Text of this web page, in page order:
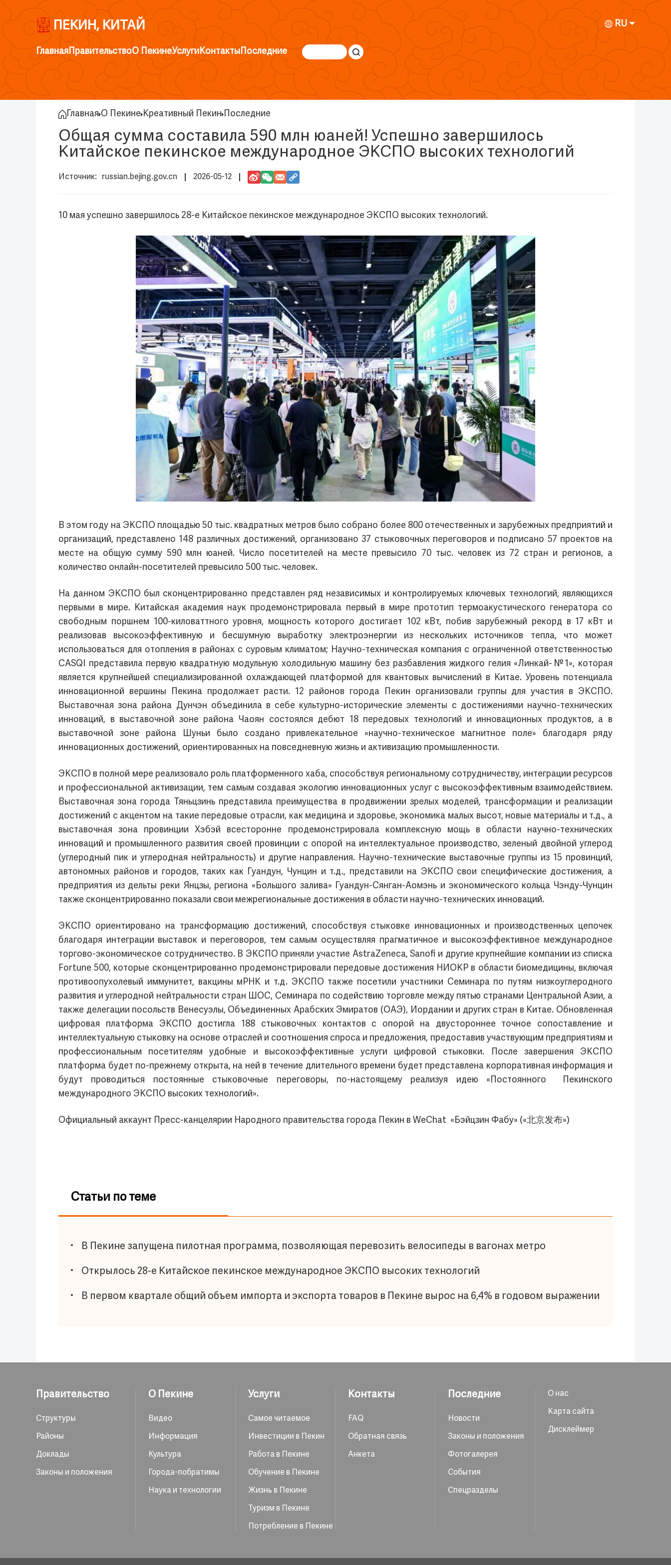
ПЕКИН, КИТАЙ RU
ГлавнаяПравительствоО ПекинеУслугиКонтактыПоследние
Главная О Пекине Креативный Пекин Последние
Общая сумма составила 590 млн юаней! Успешно завершилось
Китайское пекинское международное ЭКСПО высоких технологий
russian.bejing.gov.cn 2026-05-12
10 мая успешно завершилось 28-е Китайское пекинское международное ЭКСПО высоких технологий.
В этом году на ЭКСПО площадью 50 тыс. квадратных метров было собрано более 800 отечественных и зарубежных предприятий и
организаций, представлено 148 различных достижений, организовано 37 стыковочных переговоров и подписано 57 проектов на
месте на общую сумму 590 млн юаней. Число посетителей на месте превысило 70 тыс. человек из 72 стран и регионов, а
количество онлайн-посетителей превысило 500 тыс. человек.
На данном ЭКСПО был сконцентрированно представлен ряд независимых и контролируемых ключевых технологий, являющихся
первыми в мире. Китайская академия наук продемонстрировала первый в мире прототип термоакустического генератора со
свободным поршнем 100-киловаттного уровня, мощность которого достигает 102 кВт, побив зарубежный рекорд в 17 кВт и
реализовав высокоэффективную и бесшумную выработку электроэнергии из нескольких источников тепла, что может
использоваться для отопления в районах с суровым климатом; Научно-техническая компания с ограниченной ответственностью
CASQI представила первую квадратную модульную холодильную машину без разбавления жидкого гелия «Линкай-№1», которая
является крупнейшей специализированной охлаждающей платформой для квантовых вычислений в Китае. Уровень потенциала
инновационной вершины Пекина продолжает расти. 12 районов города Пекин организовали группы для участия в ЭКСПО.
Выставочная зона района Дунчэн объединила в себе культурно-исторические элементы с достижениями научно-технических
инноваций, в выставочной зоне района Чаоян состоялся дебют 18 передовых технологий и инновационных продуктов, а в
выставочной зоне района Шуньи было создано привлекательное «научно-техническое магнитное поле» благодаря ряду
инновационных достижений, ориентированных на повседневную жизнь и активизацию промышленности.
ЭКСПО в полной мере реализовало роль платформенного хаба, способствуя региональному сотрудничеству, интеграции ресурсов
и профессиональной активизации, тем самым создавая экологию инновационных услуг с высокоэффективным взаимодействием.
Выставочная зона города Тяньцзинь представила преимущества в продвижении зрелых моделей, трансформации и реализации
достижений с акцентом на такие передовые отрасли, как медицина и здоровье, экономика малых высот, новые материалы и т.д., а
выставочная зона провинции Хэбэй всесторонне продемонстрировала комплексную мощь в области научно-технических
инноваций и промышленного развития своей провинции с опорой на интеллектуальное производство, зеленый двойной углерод
(углеродный пик и углеродная нейтральность) и другие направления. Научно-технические выставочные группы из 15 провинций,
автономных районов и городов, таких как Гуандун, Чунцин и т.д., представили на ЭКСПО свои специфические достижения, а
предприятия из дельты реки Янцзы, региона «Большого залива» Гуандун-Сянган-Аомэнь и экономического кольца Чэнду-Чунцин
также сконцентрированно показали свои межрегиональные достижения в области научно-технических инноваций.
ЭКСПО ориентировано на трансформацию достижений, способствуя стыковке инновационных и производственных цепочек
благодаря интеграции выставок и переговоров, тем самым осуществляя прагматичное и высокоэффективное международное
торгово-экономическое сотрудничество. В ЭКСПО приняли участие AstraZeneca, Sanofi и другие крупнейшие компании из списка
Fortune 500, которые сконцентрированно продемонстрировали передовые достижения НИОКР в области биомедицины, включая
противоопухолевый иммунитет, вакцины мРНК и т.д. ЭКСПО также посетили участники Семинара по путям низкоуглеродного
развития и углеродной нейтральности стран ШОС, Семинара по содействию торговле между пятью странами Центральной Азии, а
также делегации посольств Венесуэлы, Объединенных Арабских Эмиратов (ОАЭ), Иордании и других стран в Китае. Обновленная
цифровая платформа ЭКСПО достигла 188 стыковочных контактов с опорой на двустороннее точное сопоставление и
интеллектуальную стыковку на основе отраслей и соотношения спроса и предложения, предоставив участвующим предприятиям и
профессиональным посетителям удобные и высокоэффективные услуги цифровой стыковки. После завершения ЭКСПО
платформа будет по-прежнему открыта, на ней в течение длительного времени будет представлена корпоративная информация и
будут проводиться постоянные стыковочные переговоры, по-настоящему реализуя идею «Постоянного Пекинского
международного ЭКСПО высоких технологий».
Официальный аккаунт Пресс-канцелярии Народного правительства города Пекин в WeChat «Бэйцзин Фабу» («北京发布»)
Статьи по теме
В Пекине запущена пилотная программа, позволяющая перевозить велосипеды в вагонах метро
Открылось 28-е Китайское пекинское международное ЭКСПО высоких технологий
В первом квартале общий объем импорта и экспорта товаров в Пекине вырос на 6,4% в годовом выражении
Правительство
Структуры
Районы
Доклады
Законы и положения
О Пекине
Видео
Информация
Культура
Города-побратимы
Наука и технологии
Услуги
Самое читаемое
Инвестиции в Пекин
Работа в Пекине
Обучение в Пекине
Жизнь в Пекине
Туризм в Пекине
Потребление в Пекине
Контакты
FAQ
Обратная связь
Анкета
Последние
Новости
Законы и положения
Фотогалерея
События
Спецразделы
О нас
Карта сайта
Дисклеймер